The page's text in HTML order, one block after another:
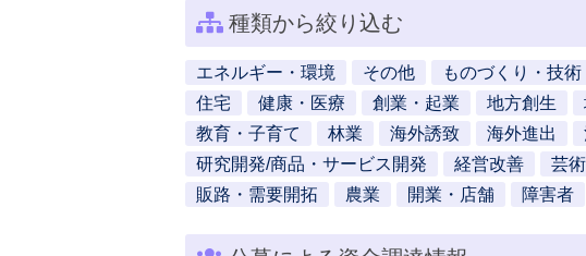
種類から絞り込む
エネルギー・環境 その他 ものづくり・技術
住宅
健康・医療 創業・起業 地方創生
教育・子育て
林業 海外誘致 海外進出
研究開発/商品・サービス開発
経営改善 芸
販路・需要開拓
農業 開業・店舗 障害者